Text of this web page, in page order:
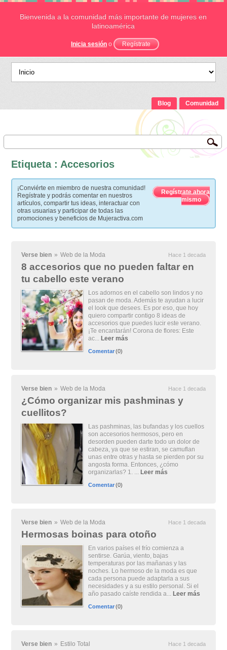
Bienvenida a la comunidad más importante de mujeres en
latinoamérica
Inicia sesión o Regístrate
Blog Comunidad
Etiqueta : Accesorios
¡Conviérte en miembro de nuestra comunidad!
Regístrate y podrás comentar en nuestros
artículos, compartir tus ideas, interactuar con
otras usuarias y participar de todas las
promociones y beneficios de Mujeractiva.com
Regístrate ahora
mismo
Verse bien » Web de la Moda Hace 1 decada
8 accesorios que no pueden faltar en
tu cabello este verano
Los adornos en el cabello son lindos y no
pasan de moda. Además te ayudan a lucir
el look que desees. Es por eso, que hoy
quiero compartir contigo 8 ideas de
accesorios que puedes lucir este verano.
¡Te encantarán! Corona de flores: Este
ac... Leer más
Comentar(0)
Verse bien » Web de la Moda Hace 1 decada
¿Cómo organizar mis pashminas y
cuellitos?
Las pashminas, las bufandas y los cuellos
son accesorios hermosos, pero en
desorden pueden darte todo un dolor de
cabeza, ya que se estiran, se camuflan
unas entre otras y hasta se pierden por su
angosta forma. Entonces, ¿cómo
organizarlas? 1. ... Leer más
Comentar(0)
Verse bien » Web de la Moda Hace 1 decada
Hermosas boinas para otoño
En varios países el frío comienza a
sentirse. Garúa, viento, bajas
temperaturas por las mañanas y las
noches. Lo hermoso de la moda es que
cada persona puede adaptarla a sus
necesidades y a su estilo personal. Si el
año pasado caíste rendida a... Leer más
Comentar(0)
Verse bien » Estilo Total Hace 1 decada